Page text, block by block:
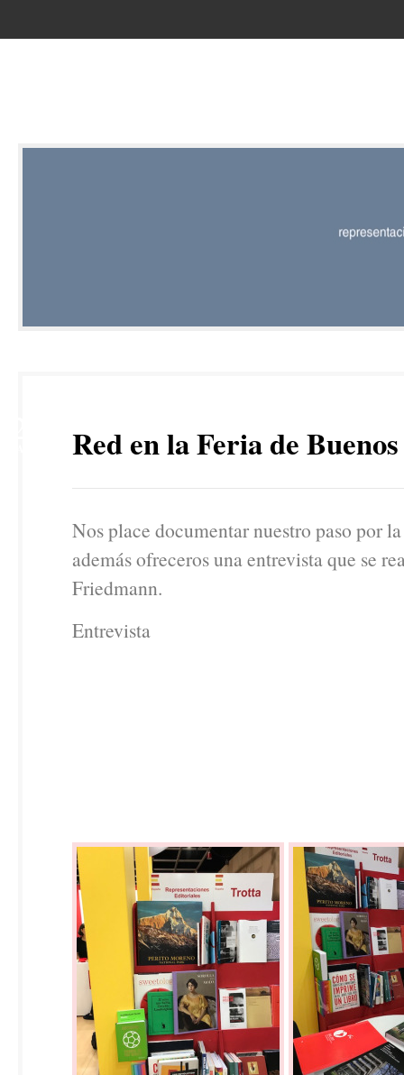
Red en la Feria de
Nos place documentar nuestro paso por
además ofreceros una entrevista que se
Friedmann.
Entrevista